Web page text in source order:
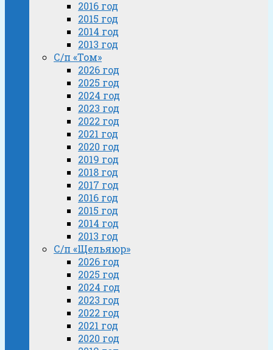
2016 год
2015 год
2014 год
2013 год
С/п «Том»
2026 год
2025 год
2024 год
2023 год
2022 год
2021 год
2020 год
2019 год
2018 год
2017 год
2016 год
2015 год
2014 год
2013 год
С/п «Щельяюр»
2026 год
2025 год
2024 год
2023 год
2022 год
2021 год
2020 год